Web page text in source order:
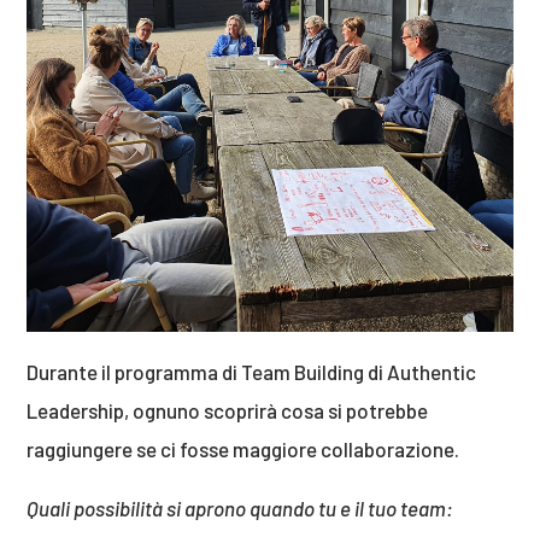
Durante il programma di Team Building di Authentic
Leadership, ognuno scoprirà cosa si potrebbe
raggiungere se ci fosse maggiore collaborazione.
Quali possibilità si aprono quando tu e il tuo team: